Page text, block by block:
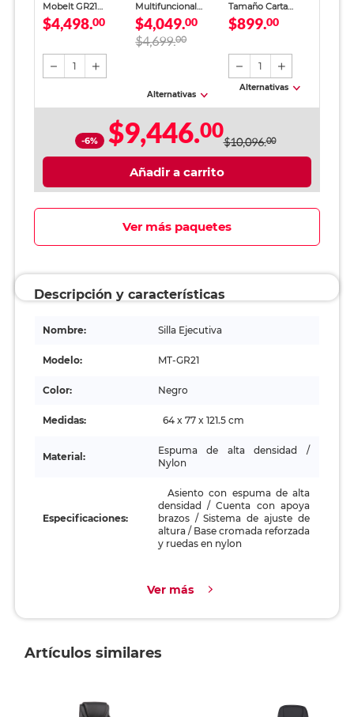
Mobelt GR21
Negro
$4,498.00
1
Multifuncional
Epson EcoTank
L3251 Inyección de
Tinta Color Wi-Fi
$4,049.00
$4,699.00
Alternativas
Tamaño Carta
Office Depot
$899.00
1
Alternativas
-6% $9,446.00$10,096.00
Añadir a carrito
Ver más paquetes
Descripción y características
Nombre: Silla Ejecutiva
Modelo: MT-GR21
Color: Negro
Medidas: 64 x 77 x 121.5 cm
Material:
Espuma de alta densidad /
Nylon
Especificaciones:
Asiento con espuma de alta
densidad / Cuenta con apoya
brazos / Sistema de ajuste de
altura / Base cromada reforzada
y ruedas en nylon
Ver más
Artículos similares